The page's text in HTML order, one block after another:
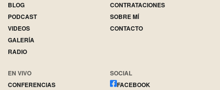
BLOG
PODCAST
VIDEOS
GALERÍA
RADIO
CONTRATACIONES
SOBRE MÍ
CONTACTO
EN VIVO
CONFERENCIAS
SOCIAL
FACEBOOK